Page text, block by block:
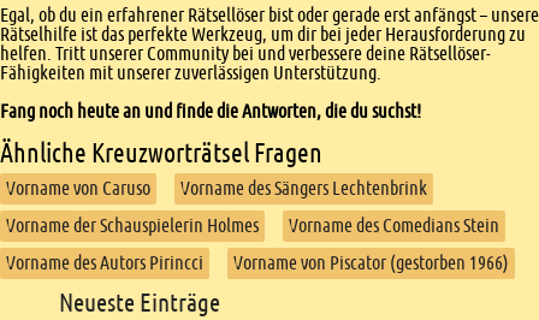
Egal, ob du ein erfahrener Rätsellöser bist oder gerade erst anfängst – unsere
Rätselhilfe ist das perfekte Werkzeug, um dir bei jeder Herausforderung zu
helfen. Tritt unserer Community bei und verbessere deine Rätsellöser-
Fähigkeiten mit unserer zuverlässigen Unterstützung.
Fang noch heute an und finde die Antworten, die du suchst!
Ähnliche Kreuzworträtsel Fragen
Vorname von Caruso
Vorname des Sängers Lechtenbrink
Vorname der Schauspielerin Holmes
Vorname des Comedians Stein
Vorname des Autors Pirincci
Vorname von Piscator (gestorben 1966)
Footer content
Neueste Einträge